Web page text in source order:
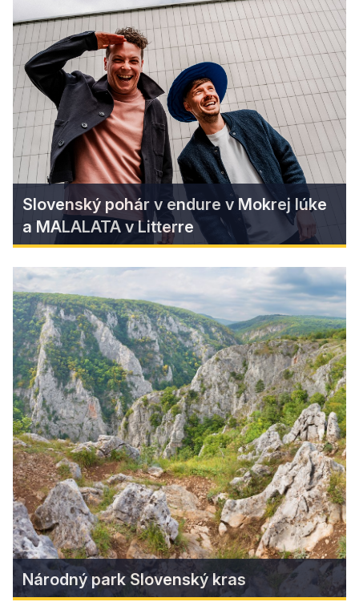
Kam s deťmi keď prší?
Keď na Gemeri prší, dobrodružstvo sa nekončí!
Zistiť viac
Slovenský pohár v endure v Mokrej lúke
a MALALATA v Litterre
Slovenský pohár v endure v
Mokrej lúke a MALALATA v
Litterre
Adrenalín v lese, hudba v meste! Druhý májový
víkend prinesie do Revúcej poriadnu dávku
adrenalínu, športu aj zábavy.
Zistiť viac
Národný park Slovenský kras